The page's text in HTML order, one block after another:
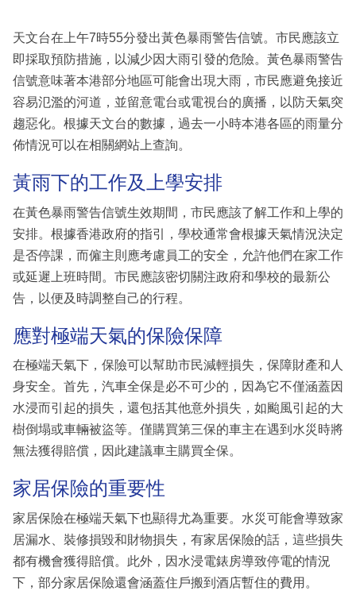
區
天文台在上午7時55分發出黃色暴雨警告信號。市民應該立
即採取預防措施，以減少因大雨引發的危險。黃色暴雨警告
信號意味著本港部分地區可能會出現大雨，市民應避免接近
容易氾濫的河道，並留意電台或電視台的廣播，以防天氣突
趨惡化。根據天文台的數據，過去一小時本港各區的雨量分
佈情況可以在相關網站上查詢。
黃雨下的工作及上學安排
在黃色暴雨警告信號生效期間，市民應該了解工作和上學的
安排。根據香港政府的指引，學校通常會根據天氣情況決定
是否停課，而僱主則應考慮員工的安全，允許他們在家工作
或延遲上班時間。市民應該密切關注政府和學校的最新公
告，以便及時調整自己的行程。
應對極端天氣的保險保障
在極端天氣下，保險可以幫助市民減輕損失，保障財產和人
身安全。首先，汽車全保是必不可少的，因為它不僅涵蓋因
水浸而引起的損失，還包括其他意外損失，如颱風引起的大
樹倒塌或車輛被盜等。僅購買第三保的車主在遇到水災時將
無法獲得賠償，因此建議車主購買全保。
家居保險的重要性
家居保險在極端天氣下也顯得尤為重要。水災可能會導致家
居漏水、裝修損毀和財物損失，有家居保險的話，這些損失
都有機會獲得賠償。此外，因水浸電錶房導致停電的情況
下，部分家居保險還會涵蓋住戶搬到酒店暫住的費用。